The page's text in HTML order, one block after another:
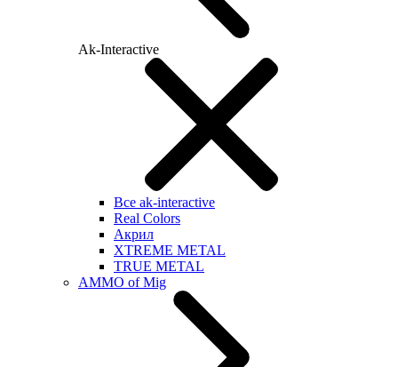
Ak-Interactive
Все ak-interactive
Real Colors
Акрил
XTREME METAL
TRUE METAL
AMMO of Mig